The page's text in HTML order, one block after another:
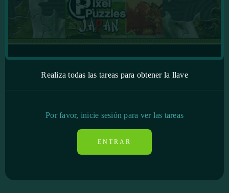
Realiza todas las tareas para obtener la llave
Por favor, inicie sesión para ver las tareas
ENTRAR